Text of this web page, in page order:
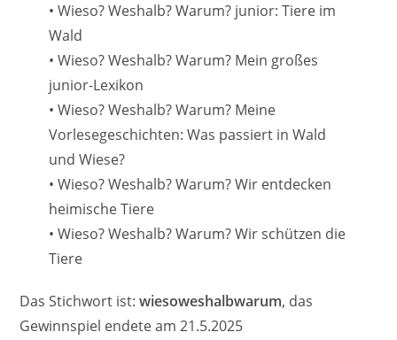
• Wieso? Weshalb? Warum? junior: Tiere im
Wald
• Wieso? Weshalb? Warum? Mein großes
junior-Lexikon
• Wieso? Weshalb? Warum? Meine
Vorlesegeschichten: Was passiert in Wald
und Wiese?
• Wieso? Weshalb? Warum? Wir entdecken
heimische Tiere
• Wieso? Weshalb? Warum? Wir schützen die
Tiere
Das Stichwort ist:wiesoweshalbwarum, das
Gewinnspiel endete am 21.5.2025